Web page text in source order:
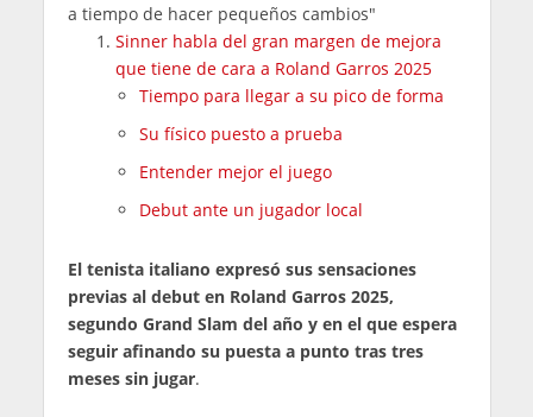
a tiempo de hacer pequeños cambios"
Sinner habla del gran margen de mejora
que tiene de cara a Roland Garros 2025
Tiempo para llegar a su pico de forma
Su físico puesto a prueba
Entender mejor el juego
Debut ante un jugador local
El tenista italiano expresó sus sensaciones
previas al debut en Roland Garros 2025,
segundo Grand Slam del año y en el que espera
seguir afinando su puesta a punto tras tres
meses sin jugar.